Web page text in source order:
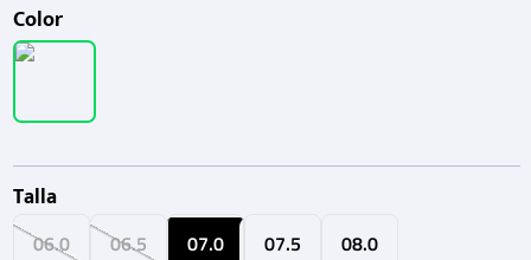
Color
Talla
06.0 06.5 07.0 07.5 08.0